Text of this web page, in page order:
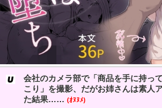
会社のカメラ部で「商品を手に持っ
こり」を撮影、だがお姉さんは素人
た結果…… (ｵﾇﾇﾒ)